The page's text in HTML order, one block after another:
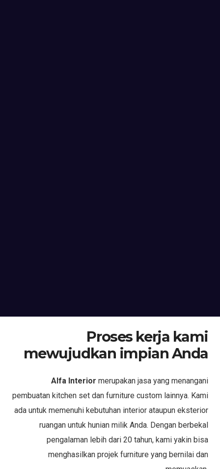
Proses kerja kami
mewujudkan impian Anda
Alfa Interior merupakan jasa yang menangani
pembuatan kitchen set dan furniture custom lainnya. Kami
ada untuk memenuhi kebutuhan interior ataupun eksterior
ruangan untuk hunian milik Anda. Dengan berbekal
pengalaman lebih dari 20 tahun, kami yakin bisa
menghasilkan projek furniture yang bernilai dan